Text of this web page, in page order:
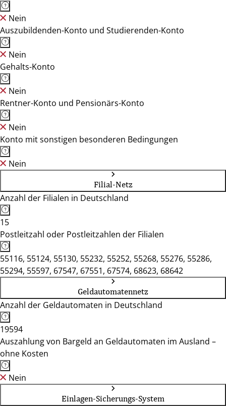
Nein
Auszubildenden-Konto und Studierenden-Konto
Nein
Gehalts-Konto
Nein
Rentner-Konto und Pensionärs-Konto
Nein
Konto mit sonstigen besonderen Bedingungen
Nein
Filial-Netz
Anzahl der Filialen in Deutschland
15
Postleitzahl oder Postleitzahlen der Filialen
55116, 55124, 55130, 55232, 55252, 55268, 55276, 55286,
55294, 55597, 67547, 67551, 67574, 68623, 68642
Geldautomatennetz
Anzahl der Geldautomaten in Deutschland
19594
Auszahlung von Bargeld an Geldautomaten im Ausland –
ohne Kosten
Nein
Einlagen-Sicherungs-System